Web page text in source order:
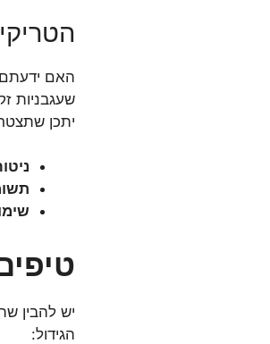
האם
שעגבניות
יתכן
יש להבין
הגידול: